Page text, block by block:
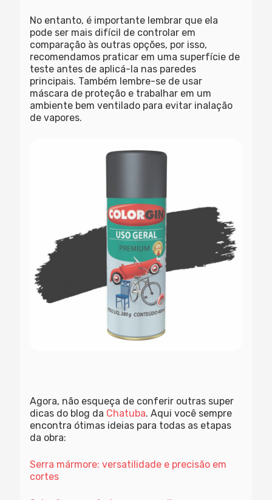
No entanto, é importante lembrar que ela
pode ser mais difícil de controlar em
comparação às outras opções, por isso,
recomendamos praticar em uma superfície de
teste antes de aplicá-la nas paredes
principais. Também lembre-se de usar
máscara de proteção e trabalhar em um
ambiente bem ventilado para evitar inalação
de vapores.
Agora, não esqueça de conferir outras super
dicas do blog da Chatuba. Aqui você sempre
encontra ótimas ideias para todas as etapas
da obra:
Serra mármore: versatilidade e precisão em
cortes